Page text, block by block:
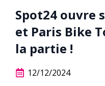
Spot24 ouvre
et Paris Bike
la partie !
12/12/2024